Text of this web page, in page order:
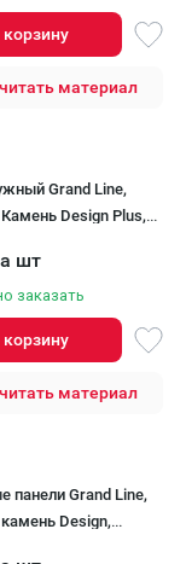
корзину
материал
Grand Line,
Design Plus,
шт
заказать
корзину
материал
панели Grand Line,
Design,